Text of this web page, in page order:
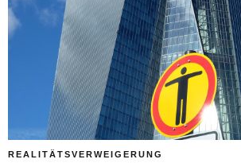
REALITÄTSVERWEIGERUNG